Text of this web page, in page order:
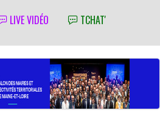
LIVE VIDÉO TCHAT'